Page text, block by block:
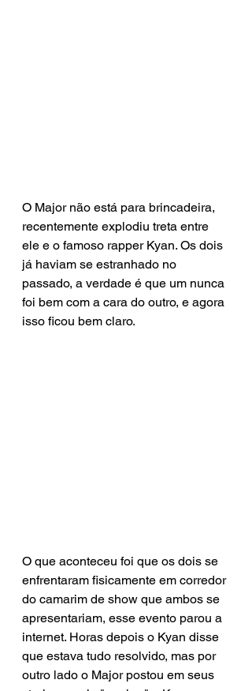
O Major não está para brincadeira,
recentemente explodiu treta entre
ele e o famoso rapper Kyan. Os dois
já haviam se estranhado no
passado, a verdade é que um nunca
foi bem com a cara do outro, e agora
isso ficou bem claro.
O que aconteceu foi que os dois se
enfrentaram fisicamente em corredor
do camarim de show que ambos se
apresentariam, esse evento parou a
internet. Horas depois o Kyan disse
que estava tudo resolvido, mas por
outro lado o Major postou em seus